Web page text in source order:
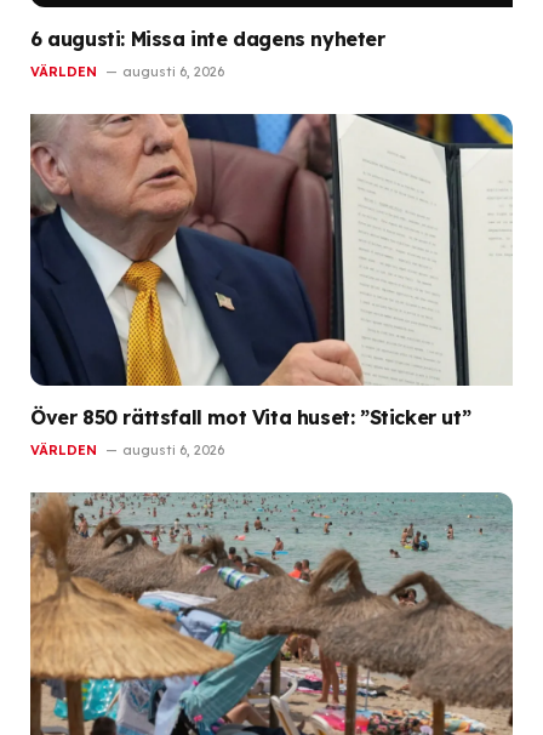
6 augusti: Missa inte dagens nyheter
VÄRLDEN augusti 6, 2026
Över 850 rättsfall mot Vita huset: ”Sticker ut”
VÄRLDEN augusti 6, 2026